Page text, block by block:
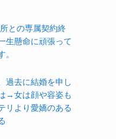
との専属契約終
生懸命に頑張って
。
過去に結婚を申し
→女は顔や容姿も
リより愛嬌のある